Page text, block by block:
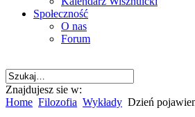
Społeczność
O nas
Forum
Znajdujesz sie w:
Home Filozofia Wykłady Dzień